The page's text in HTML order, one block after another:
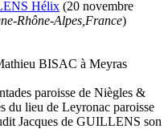
Hélix (20 novembre
Rhône-Alpes,France)
BISAC à Meyras
paroisse de Niègles &
lieu de Leyronac paroisse
Jacques de GUILLENS son